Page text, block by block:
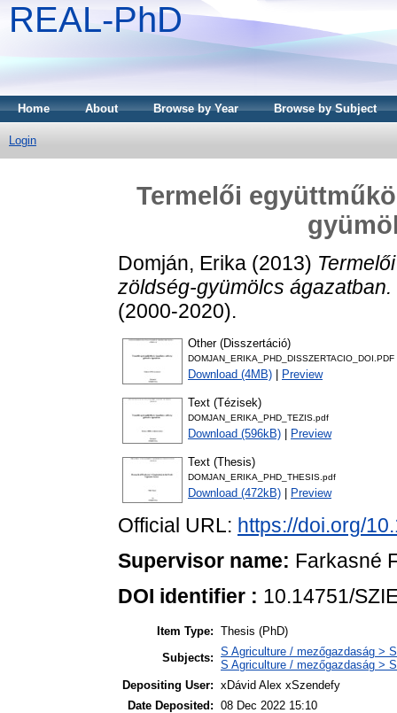
REAL-PhD
Home About Browse by Year Browse by Subject
Login
Termelői
Domján, Erika (2013)
zöldség-gyümölcs ágazatban.
(2000-2020).
Other (Disszertáció)
DOMJAN_ERIKA_PHD_DISSZERTACIO_DOI.PDF
Download (4MB) Preview
Text (Tézisek)
DOMJAN_ERIKA_PHD_TEZIS.pdf
Download (596kB) Preview
Text (Thesis)
DOMJAN_ERIKA_PHD_THESIS.pdf
Download (472kB) Preview
Official URL: https://doi.org/
Supervisor name: Farkasné
DOI identifier : 10.14751/
Item Type: Thesis (PhD)
Subjects: S Agriculture / mezőgazdaság >
S Agriculture / mezőgazdaság >
Depositing User: xDávid Alex xSzendefy
Date Deposited: 08 Dec 2022 15:10